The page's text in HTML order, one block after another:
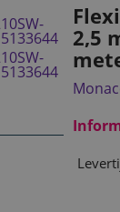
2,5